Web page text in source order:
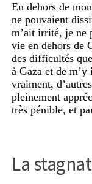
En dehors de
ne pouvaient
m’ait irrité, je ne
vie en dehors de
des difficultés
à Gaza et de
vraiment,
pleinement
très pénible, et
La